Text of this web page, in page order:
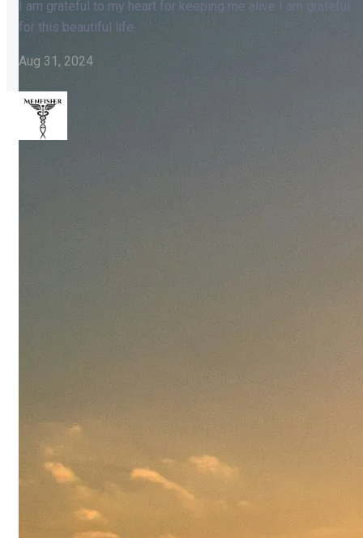
I am grateful to my heart for keeping me alive I am grateful
for this beautiful life.
Aug 31, 2024